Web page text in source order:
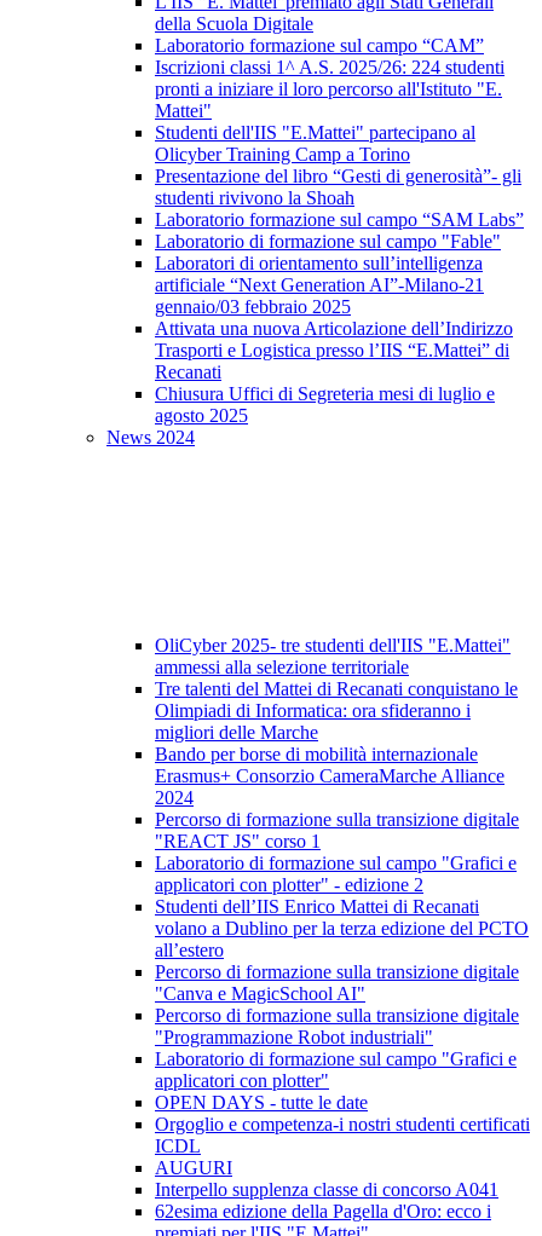
della Scuola Digitale
Laboratorio formazione sul campo “CAM”
Iscrizioni classi 1^ A.S. 2025/26: 224 studenti
pronti a iniziare il loro percorso all'Istituto "E.
Mattei"
Studenti dell'IIS "E.Mattei" partecipano al
Olicyber Training Camp a Torino
Presentazione del libro “Gesti di generosità”- gli
studenti rivivono la Shoah
Laboratorio formazione sul campo “SAM Labs”
Laboratorio di formazione sul campo "Fable"
Laboratori di orientamento sull’intelligenza
artificiale “Next Generation AI”-Milano-21
gennaio/03 febbraio 2025
Attivata una nuova Articolazione dell’Indirizzo
Trasporti e Logistica presso l’IIS “E.Mattei” di
Recanati
Chiusura Uffici di Segreteria mesi di luglio e
agosto 2025
News 2024
OliCyber 2025- tre studenti dell'IIS "E.Mattei"
ammessi alla selezione territoriale
Tre talenti del Mattei di Recanati conquistano le
Olimpiadi di Informatica: ora sfideranno i
migliori delle Marche
Bando per borse di mobilità internazionale
Erasmus+ Consorzio CameraMarche Alliance
2024
Percorso di formazione sulla transizione digitale
"REACT JS" corso 1
Laboratorio di formazione sul campo "Grafici e
applicatori con plotter" - edizione 2
Studenti dell’IIS Enrico Mattei di Recanati
volano a Dublino per la terza edizione del PCTO
all’estero
Percorso di formazione sulla transizione digitale
"Canva e MagicSchool AI"
Percorso di formazione sulla transizione digitale
"Programmazione Robot industriali"
Laboratorio di formazione sul campo "Grafici e
applicatori con plotter"
OPEN DAYS - tutte le date
Orgoglio e competenza-i nostri studenti certificati
ICDL
AUGURI
Interpello supplenza classe di concorso A041
62esima edizione della Pagella d'Oro: ecco i